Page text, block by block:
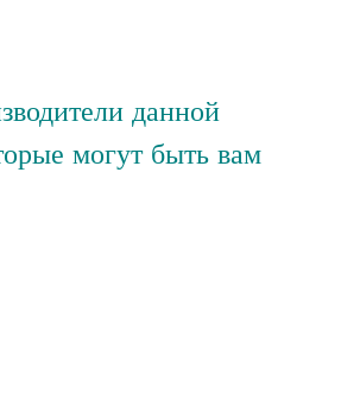
данной
могут быть вам